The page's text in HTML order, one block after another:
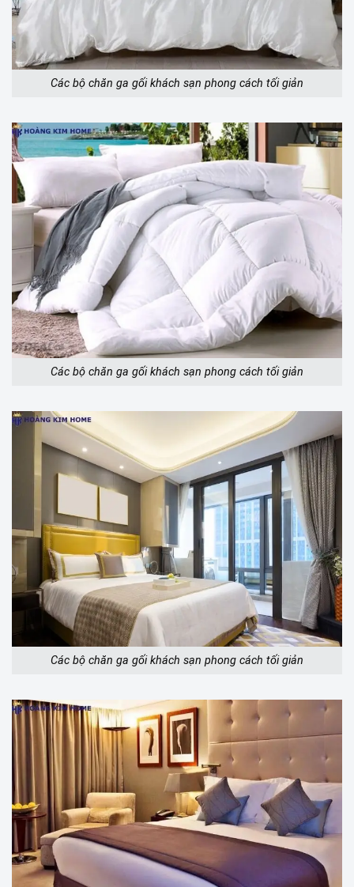
Các bộ chăn ga gối khách sạn phong cách tối giản
Các bộ chăn ga gối khách sạn phong cách tối giản
Các bộ chăn ga gối khách sạn phong cách tối giản